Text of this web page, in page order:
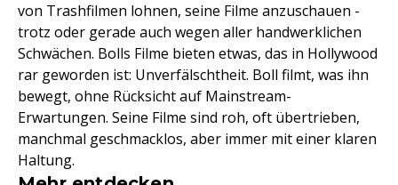
von Trashfilmen lohnen, seine Filme anzuschauen -
trotz oder gerade auch wegen aller handwerklichen
Schwächen. Bolls Filme bieten etwas, das in Hollywood
rar geworden ist: Unverfälschtheit. Boll filmt, was ihn
bewegt, ohne Rücksicht auf Mainstream-
Erwartungen. Seine Filme sind roh, oft übertrieben,
manchmal geschmacklos, aber immer mit einer klaren
Haltung.